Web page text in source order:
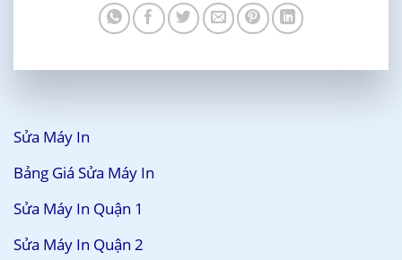
Sửa Máy In
Bảng Giá Sửa Máy In
Sửa Máy In Quận 1
Sửa Máy In Quận 2